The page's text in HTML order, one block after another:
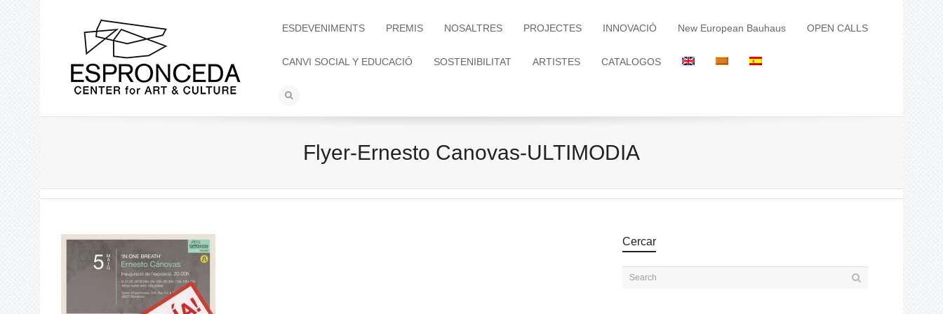
ESDEVENIMENTS PREMIS NOSALTRES PROJECTES INNOVACIÓ New European Bauhaus OPEN CALLS
CANVI SOCIAL Y EDUCACIÓ SOSTENIBILITAT ARTISTES CATALOGOS
Flyer-Ernesto Canovas-ULTIMODIA
Cercar